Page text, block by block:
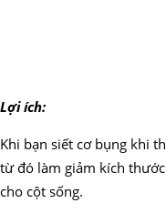
Lợi ích:
Khi bạn siết cơ bụng khi
từ đó làm giảm kích
cho cột sống.